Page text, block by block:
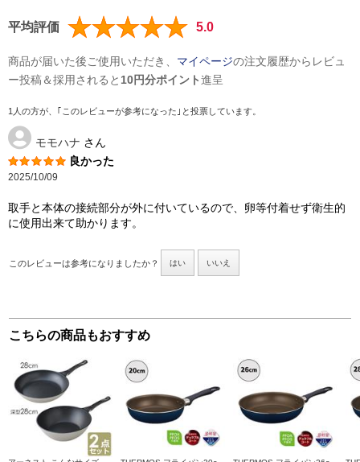
平均評価 5.0
商品が届いた後ご使用いただき、 マイページの注文履歴からレビュ
ー投稿＆採用されると 10円分ポイント進呈
1人の方が、｢このレビューが参考になった｣と投票しています。
モモハナ さん
良かった
2025/10/09
取手と本体の接続部分が外に付いているので、卵等付着せず衛生的
に使用出来て助かります。
このレビューは参考になりましたか？ はい いいえ
こちらの商品もおすすめ